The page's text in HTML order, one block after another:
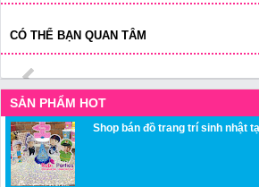
CÓ THỂ BẠN QUAN TÂM
SẢN PHẨM HOT
Shop bán đồ trang trí sinh nhật